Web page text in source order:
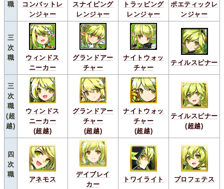
職
コンバットレ
ンジャー
スナイピング
レンジャー
トラッピング
レンジャー
ポエティックレ
ンジャー
三
次
職
ウィンドス
ニーカー
グランドアー
チャー
ナイトウォッ
チャー
テイルスピナー
三
次
職
(超
越)
ウィンドス
ニーカー
(超越)
グランドアー
チャー
(超越)
ナイトウォッ
チャー
(超越)
テイルスピナー
(超越)
四
次
職
アネモス
デイブレイ
カー
トワイライト プロフェテス